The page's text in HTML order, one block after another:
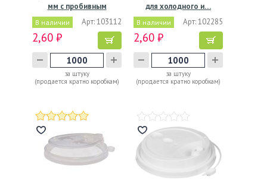
мм с пробивным
слотом…
В наличии Арт: 103112
2,60 ₽
за штуку
(продается кратно коробкам)
для холодного и…
В наличии Арт: 102285
2,60 ₽
за штуку
(продается кратно коробкам)